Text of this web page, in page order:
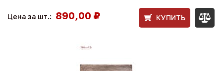
Цена за шт.: 890,00 ₽ КУПИТЬ